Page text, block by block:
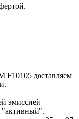
доставляем
эмиссией
"активный".